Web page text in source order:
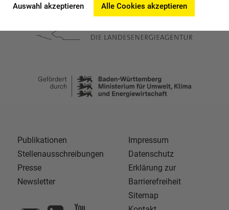
Publikationen
Stellenausschreibungen
Presse
Newsletter
Impressum
Datenschutz
Erklärung zur
Barrierefreiheit
Sitemap
Auswahl akzeptieren Alle Cookies akzeptieren